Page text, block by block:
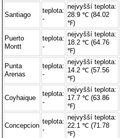
Santiago
teplota:
-
nejvyšší teplota:
28.9 ℃ (84.02
℉)
Puerto
Montt
teplota:
-
nejvyšší teplota:
18.2 ℃ (64.76
℉)
Punta
Arenas
teplota:
-
nejvyšší teplota:
14.2 ℃ (57.56
℉)
Coyhaique
teplota:
-
nejvyšší teplota:
17.7 ℃ (63.86
℉)
Concepcion
teplota:
-
nejvyšší teplota:
22.1 ℃ (71.78
℉)